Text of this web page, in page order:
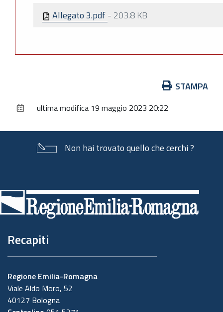
Allegato 3.pdf- 203.8 KB
documento
STAMPA
ultima modifica 19 maggio 2023 20:22
Non hai trovato quello che cerchi ?
di
pagina
Recapiti
Regione Emilia-Romagna
Viale Aldo Moro, 52
40127 Bologna